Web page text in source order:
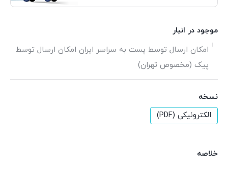
موجود در انبار
امکان ارسال توسط پست به سراسر ایران امکان ارسال توسط
پیک (مخصوص تهران)
نسخه
الکترونیکی (PDF)
خلاصه